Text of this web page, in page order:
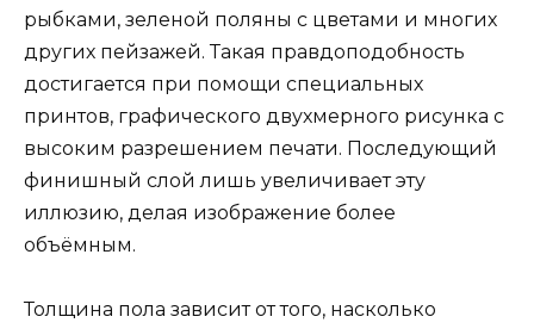
рыбками, зеленой поляны с цветами и многих
других пейзажей. Такая правдоподобность
достигается при помощи специальных
принтов, графического двухмерного рисунка с
высоким разрешением печати. Последующий
финишный слой лишь увеличивает эту
иллюзию, делая изображение более
объёмным.
Толщина пола зависит от того, насколько